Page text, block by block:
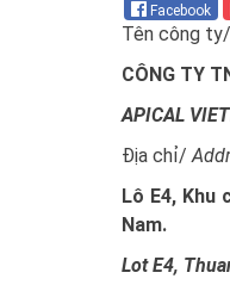
Facebook
Tên công ty/
CÔNG TY
APICAL
Địa chỉ/
Lô E4, Khu
Nam.
Lot E4,